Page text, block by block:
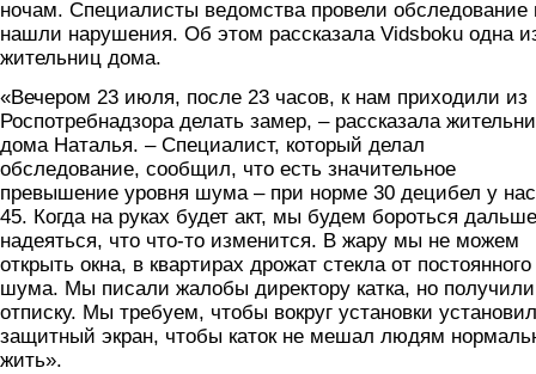
ночам. Специалисты ведомства провели обследование
нашли нарушения. Об этом рассказала Vidsboku одна
жительниц дома.
«Вечером 23 июля, после 23 часов, к нам приходили из
Роспотребнадзора делать замер, – рассказала
дома Наталья. – Специалист, который делал
обследование, сообщил, что есть значительное
превышение уровня шума – при норме 30 децибел у нас
45. Когда на руках будет акт, мы будем бороться
надеяться, что что-то изменится. В жару мы не можем
открыть окна, в квартирах дрожат стекла от постоянного
шума. Мы писали жалобы директору катка, но получили
отписку. Мы требуем, чтобы вокруг установки
защитный экран, чтобы каток не мешал людям
жить».